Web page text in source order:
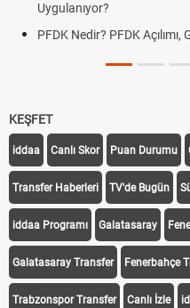
Uygulanıyor?
PFDK Nedir? PFDK
KEŞFET
iddaa Canlı Skor Puan Durumu
Transfer Haberleri TV'de Bugün
iddaa Programı Galatasaray
Galatasaray Transfer Fenerbahçe
Trabzonspor Transfer Canlı İzle